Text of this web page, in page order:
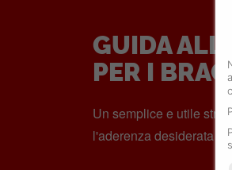
GUIDA
PER I
Un semplice e utile
l'aderenza desiderata